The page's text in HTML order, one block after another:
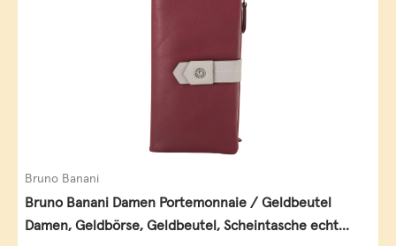
Bruno Banani
Bruno Banani Damen Portemonnaie / Geldbeutel
Damen, Geldbörse, Geldbeutel, Scheintasche echt